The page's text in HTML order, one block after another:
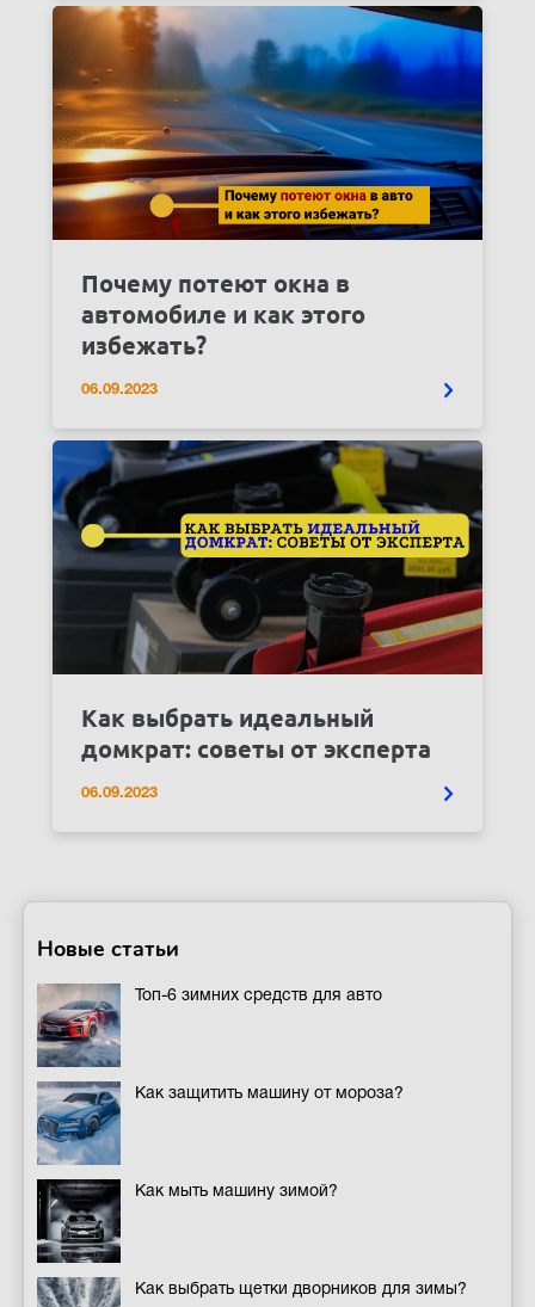
Почему потеют окна в
автомобиле и как этого
избежать?
06.09.2023
Как выбрать идеальный
домкрат: советы от эксперта
06.09.2023
Новые статьи
Топ-6 зимних средств для авто
Как защитить машину от мороза?
Как мыть машину зимой?
Как выбрать щетки дворников для зимы?